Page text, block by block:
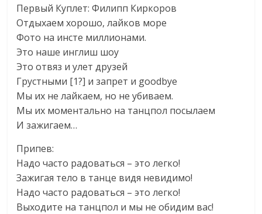
Первый Куплет: Филипп Киркоров
Отдыхаем хорошо, лайков море
Фото на инсте миллионами.
Это наше инглиш шоу
Это отвяз и улет друзей
Грустными [1?] и запрет и goodbye
Мы их не лайкаем, но не убиваем.
Мы их моментально на танцпол посылаем
И зажигаем…
Припев:
Надо часто радоваться – это легко!
Зажигая тело в танце видя невидимо!
Надо часто радоваться – это легко!
Выходите на танцпол и мы не обидим вас!